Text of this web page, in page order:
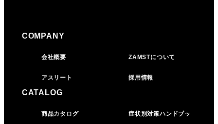
COMPANY
会社概要 ZAMSTについて
アスリート 採用情報
CATALOG
商品カタログ 症状別対策ハンドブッ